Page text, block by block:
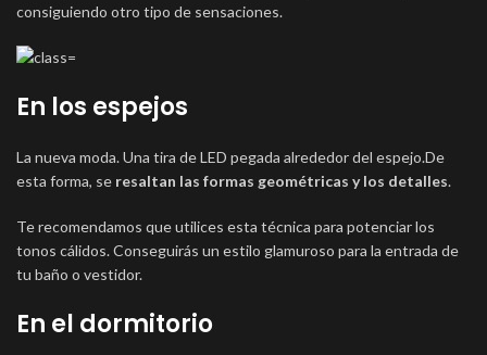
consiguiendo otro tipo de sensaciones.
En los espejos
La nueva moda. Una tira de LED pegada alrededor del espejo.De
esta forma, se resaltan las formas geométricas y los detalles.
Te recomendamos que utilices esta técnica para potenciar los
tonos cálidos. Conseguirás un estilo glamuroso para la entrada de
tu baño o vestidor.
En el dormitorio